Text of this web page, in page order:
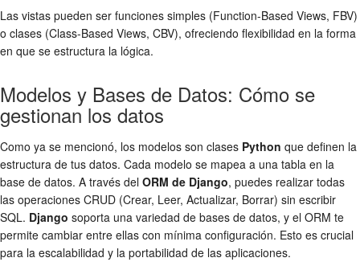
Las vistas pueden ser funciones simples (Function-Based Views, FBV)
o clases (Class-Based Views, CBV), ofreciendo flexibilidad en la forma
en que se estructura la lógica.
Modelos y Bases de Datos: Cómo se
gestionan los datos
Como ya se mencionó, los modelos son clases Python que definen la
estructura de tus datos. Cada modelo se mapea a una tabla en la
base de datos. A través del ORM de Django, puedes realizar todas
las operaciones CRUD (Crear, Leer, Actualizar, Borrar) sin escribir
SQL. Django soporta una variedad de bases de datos, y el ORM te
permite cambiar entre ellas con mínima configuración. Esto es crucial
para la escalabilidad y la portabilidad de las aplicaciones.